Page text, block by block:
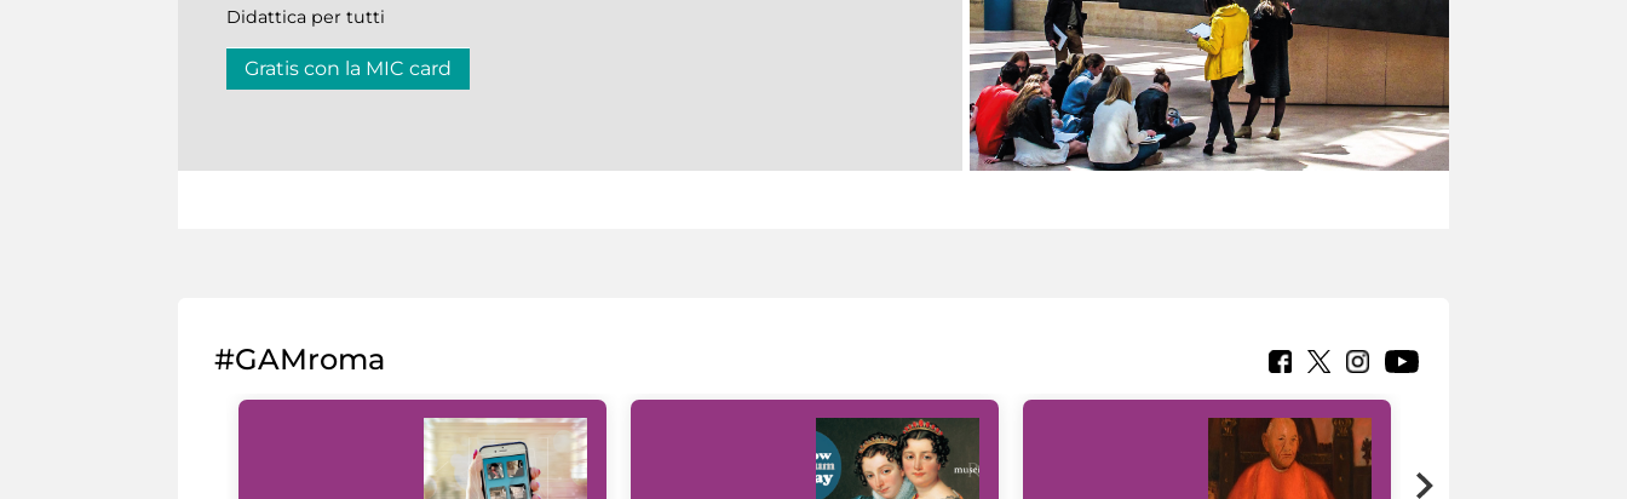
Didattica per tutti
Gratis con la MIC card
#GAMroma